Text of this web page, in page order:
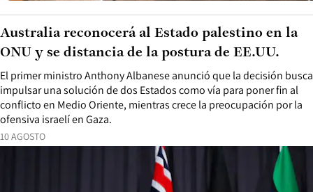
10 AGOSTO
El primer ministro Anthony Albanese anunció que la decisión busca
impulsar una solución de dos Estados como vía para poner fin al
conflicto en Medio Oriente, mientras crece la preocupación por la
ofensiva israelí en Gaza.
Australia reconocerá al Estado palestino en la
ONU y se distancia de la postura de EE.UU.